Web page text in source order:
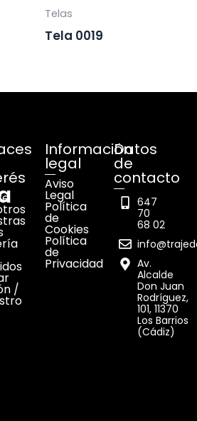
Telas
Tela 0019
/
Información
legal
Aviso
Legal
Política
de
Cookies
Política
de
Privacidad
Datos
de
contacto
647
70
68 02
Av.
Alcalde
Don Juan
Rodríguez,
101, 11370
Los Barrios
(Cádiz)